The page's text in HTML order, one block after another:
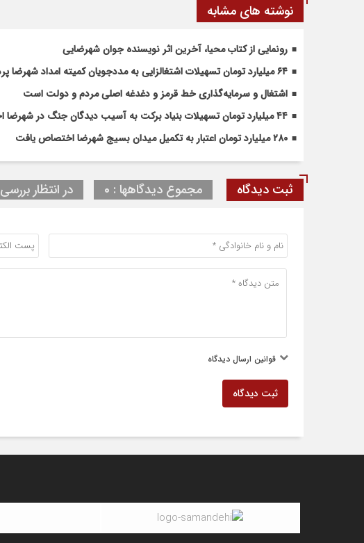
نوشته های مشابه
رونمایی از کتاب محیا، آخرین اثر نویسنده جوان شهرضایی
۶۴ میلیارد تومان تسهیلات اشتغالزایی به مددجویان کمیته امداد شهرضا پرداخت شد
اشتغال و سرمایه‌گذاری خط قرمز و دغدغه اصلی مردم و دولت است
۴۴ میلیارد تومان تسهیلات بنیاد برکت به آسیب دیدگان جنگ در شهرضا اختصاص یافت
۲۸۰ میلیارد تومان اعتبار به تکمیل میدان بسیج شهرضا اختصاص یافت
ثبت دیدگاه مجموع دیدگاهها : 0 در انتظار بررسی
قوانین ارسال دیدگاه
ثبت دیدگاه